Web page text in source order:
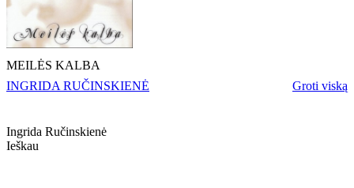
MEILĖS KALBA
INGRIDA RUČINSKIENĖ
Groti viską
Ingrida Ručinskienė
Ieškau